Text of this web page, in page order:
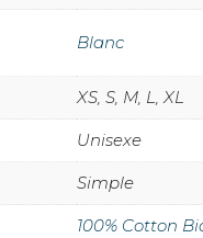
Blanc
XS, S, M, L, XL
Unisexe
Simple
100% Cotton